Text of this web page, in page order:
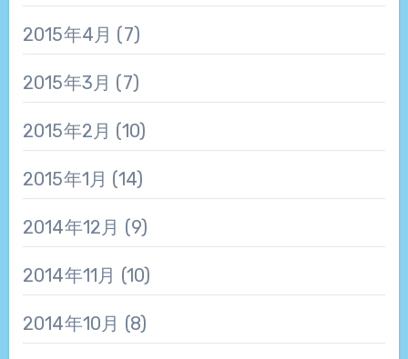
2015年4月 (7)
2015年3月 (7)
2015年2月 (10)
2015年1月 (14)
2014年12月 (9)
2014年11月 (10)
2014年10月 (8)